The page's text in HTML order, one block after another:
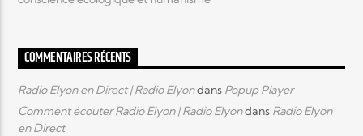
COMMENTAIRES RÉCENTS
Radio Elyon en Direct | Radio Elyondans Popup Player
Comment écouter Radio Elyon | Radio Elyondans Radio Elyon
en Direct